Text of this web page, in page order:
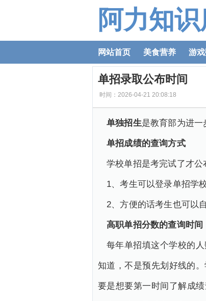
阿力知
网站首页 美食营养 游
单招录取公布时间
时间：2026-04-21 20:08:18
单独招生是教育部为进一
单招成绩的查询方式
学校单招是考完试了才公
1、考生可以登录单招学
2、方便的话考生也可以
高职单招分数的查询时间
每年单招填这个学校的
知道，不是预先划好线的
要是想要第一时间了解成